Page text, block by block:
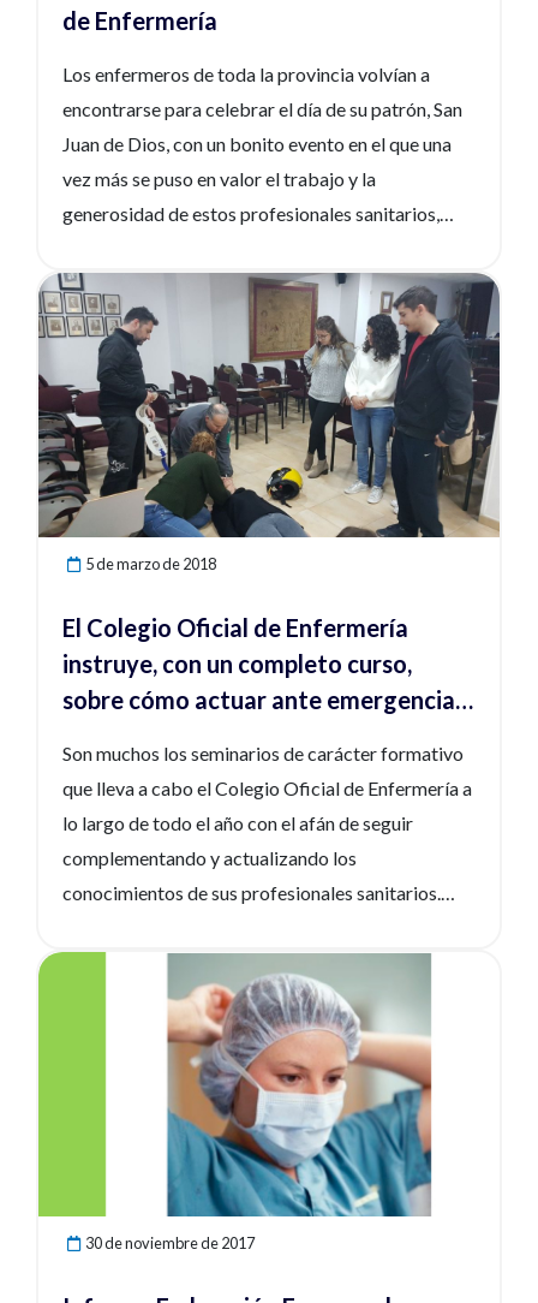
de Enfermería
Los enfermeros de toda la provincia volvían a
encontrarse para celebrar el día de su patrón, San
Juan de Dios, con un bonito evento en el que una
vez más se puso en valor el trabajo y la
generosidad de estos profesionales sanitarios,
los más cercanos a los pacientes.
5 de marzo de 2018
El Colegio Oficial de Enfermería
instruye, con un completo curso,
sobre cómo actuar ante emergencias
Son muchos los seminarios de carácter formativo
que lleva a cabo el Colegio Oficial de Enfermería a
lo largo de todo el año con el afán de seguir
complementando y actualizando los
conocimientos de sus profesionales sanitarios.
que tuvo lugar este pasado mes marzo en las
instalaciones del propio colegio, situadas en la
Avenida Pablo Iglesias de Almería.
Ver noticia
30 de noviembre de 2017